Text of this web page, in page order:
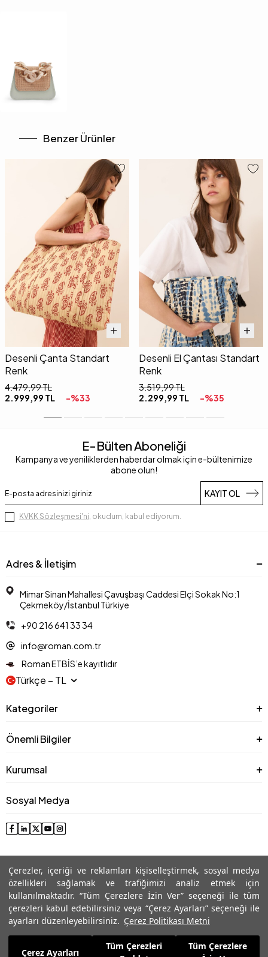
Çerezler, içeriği ve reklamları kişiselleştirmek, sosyal medya
özellikleri sağlamak ve trafiğimizi analiz etmek için
kullanılmaktadır. “Tüm Çerezlere İzin Ver” seçeneği ile tüm
çerezleri kabul edebilirsiniz veya “Çerez Ayarları” seçeneği ile
ayarları düzenleyebilirsiniz. Çerez Politikası Metni
Çerez Ayarları
Tüm Çerezleri
Tüm Çerezlere
5.654,99 TL
Benzer Ürünler
Desenli Çanta Standart
Renk
4.479,99TL
2.999,99 TL -%33
Desenli El Çantası Standart
Renk
3.519,99TL
2.299,99 TL -%35
E-Bülten Aboneliği
Kampanya ve yeniliklerden haberdar olmak için e-bültenimize
abone olun!
KAYIT OL
KVKK Sözleşmesi'ni, okudum, kabul ediyorum.
Adres & İletişim
Mimar Sinan Mahallesi Çavuşbaşı Caddesi Elçi Sokak No:1
Çekmeköy/İstanbul Türkiye
+90 216 641 33 34
info@roman.com.tr
Roman ETBİS’e kayıtlıdır
Türkçe − TL
Kategoriler
Önemli Bilgiler
Kurumsal
Sosyal Medya
© 2025 Roman® Tüm Hakları Saklıdır, İzinsiz kullanılamaz